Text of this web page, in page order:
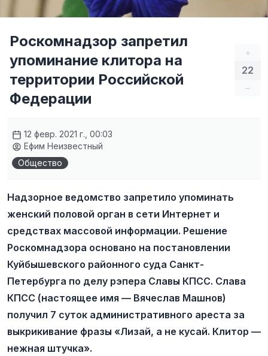
+
22
–
Роскомнадзор запретил
упоминание клитора на
территории Российской
Федерации
12 февр. 2021 г., 00:03
Ефим Неизвестный
Общество
Надзорное ведомство запретило упоминать
женский половой орган в сети Интернет и
средствах массовой информации. Решение
Роскомнадзора основано на постановлении
Куйбышевского районного суда Санкт-
Петербурга по делу рэпера Славы КПСС. Слава
КПСС (настоящее имя — Вячеслав Машнов)
получил 7 суток административного ареста за
выкрикивание фразы «Лизай, а не кусай. Клитор —
нежная штучка».